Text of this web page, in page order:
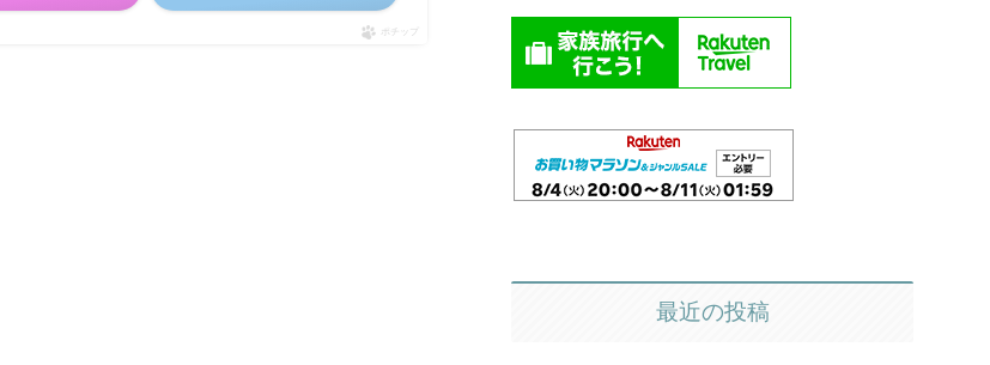
ポチップ
最近の投稿